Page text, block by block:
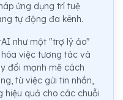
ứng dụng trí tuệ
tự động đa kênh.
như một "trợ lý ảo"
việc tương tác và
đổi mạnh mẽ cách
từ việc gửi tin nhắn,
hiệu quả cho các chuỗi